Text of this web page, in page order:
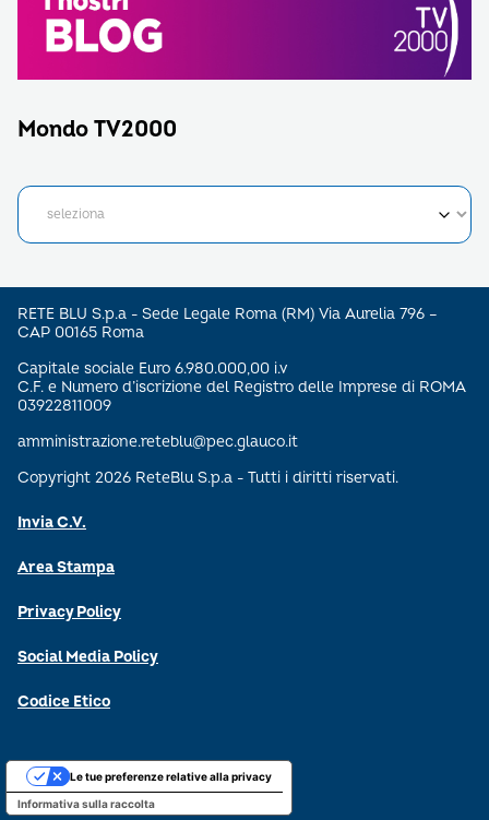
Mondo TV2000
RETE BLU S.p.a - Sede Legale Roma (RM) Via Aurelia 796 –
CAP 00165 Roma
Capitale sociale Euro 6.980.000,00 i.v
C.F. e Numero d’iscrizione del Registro delle Imprese di ROMA
03922811009
amministrazione.reteblu@pec.glauco.it
Copyright 2026 ReteBlu S.p.a - Tutti i diritti riservati.
Invia C.V.
Area Stampa
Privacy Policy
Social Media Policy
Codice Etico
Informativa sulla raccolta
Le tue preferenze relative alla privacy